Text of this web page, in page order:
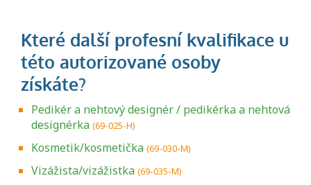
Pedikér a nehtový designér / pedikérka a nehtová
designérka (69-025-H)
Kosmetik/kosmetička (69-030-M)
Vizážista/vizážistka (69-035-M)